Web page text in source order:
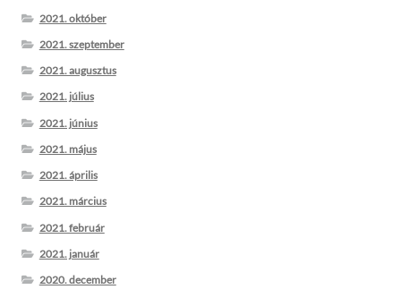
2021. október
2021. szeptember
2021. augusztus
2021. július
2021. június
2021. május
2021. április
2021. március
2021. február
2021. január
2020. december